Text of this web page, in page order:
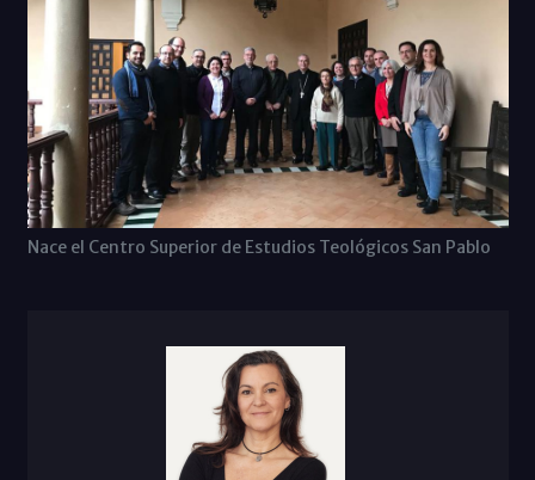
Nace el Centro Superior de Estudios Teológicos San Pablo